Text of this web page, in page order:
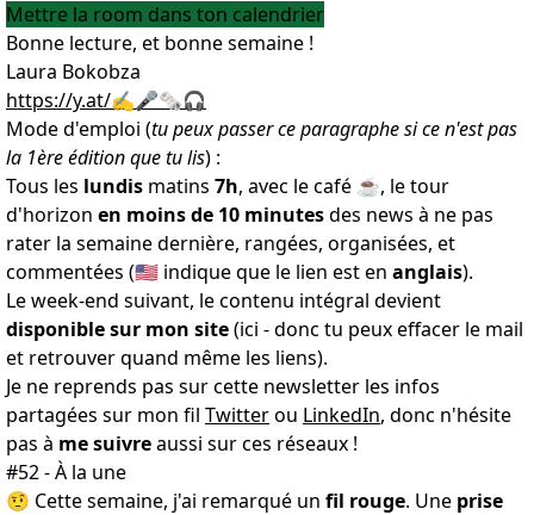
Mettre la room dans ton calendrier
Bonne lecture, et bonne semaine !
Laura Bokobza
https://y.at/✍️🎤🗞️🎧
Mode d'emploi (tu peux passer ce paragraphe si ce n'est pas
la 1ère édition que tu lis) :
Tous les lundis matins 7h, avec le café ☕️, le tour
d'horizon en moins de 10 minutesdes news à ne pas
rater la semaine dernière, rangées, organisées, et
commentées (🇺🇸 indique que le lien est en anglais).
Le week-end suivant, le contenu intégral devient
disponible sur mon site(ici - donc tu peux effacer le mail
et retrouver quand même les liens).
Je ne reprends pas sur cette newsletter les infos
partagées sur mon fil Twitterou LinkedIn, donc n'hésite
pas à me suivreaussi sur ces réseaux !
#52 - À la une
🤨 Cette semaine, j'ai remarqué un fil rouge. Une prise